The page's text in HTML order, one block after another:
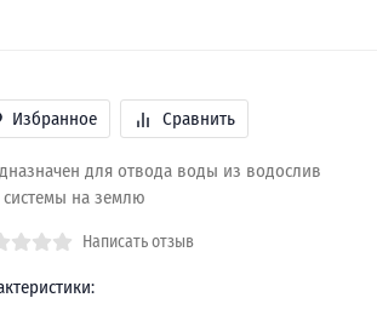
Избранное Сравнить
для отвода воды из водослив
на землю
Написать отзыв